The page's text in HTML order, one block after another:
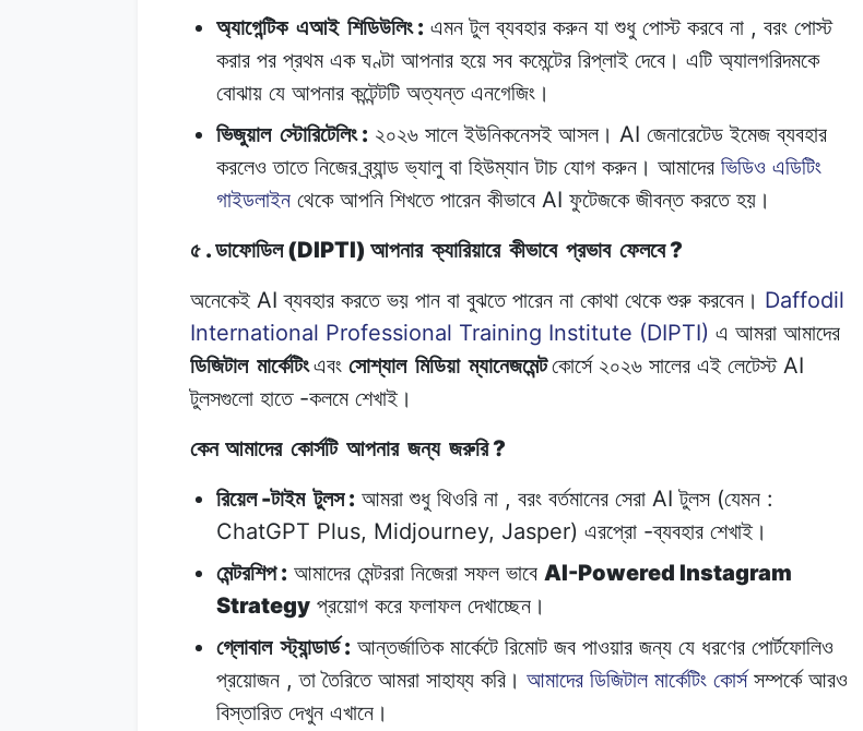
অ্যাগেন্টিক এআই শিডিউলিং: এমন টুল ব্যবহার করুন যা শুধু পোস্ট করবে না , বরং পোস্ট
করার পর প্রথম এক ঘণ্টা আপনার হয়ে সব কমেন্টের রিপ্লাই দেবে। এটি অ্যালগরিদমকে
বোঝায় যে আপনার কন্টেন্টটি অত্যন্ত এনগেজিং।
ভিজুয়াল স্টোরিটেলিং: ২০২৬ সালে ইউনিকনেসই আসল। AI জেনারেটেড ইমেজ ব্যবহার
করলেও তাতে নিজের ব্র্যান্ড ভ্যালু বা হিউম্যান টাচ যোগ করুন। আমাদের ভিডিও এডিটিং
গাইডলাইন থেকে আপনি শিখতে পারেন কীভাবে AI ফুটেজকে জীবন্ত করতে হয়।
৫ .ডাফোডিল(DIPTI) আপনার ক্যারিয়ারে কীভাবে প্রভাব ফেলবে?
অনেকেইAIব্যবহার করতে ভয় পান বা বুঝতে পারেন না কোথা থেকে শুরু করবেন। Daffodil
International Professional Training Institute (DIPTI) এ আমরা আমাদের
ডিজিটাল মার্কেটিংএবং সোশ্যাল মিডিয়া ম্যানেজমেন্টকোর্সে ২০২৬ সালের এই লেটেস্টAI
টুলসগুলো হাতে-কলমে শেখাই।
কেন আমাদের কোর্সটি আপনার জন্য জরুরি?
রিয়েল-টাইম টুলস: আমরা শুধু থিওরি না , বরং বর্তমানের সেরা AIটুলস(যেমন :
ChatGPT Plus, Midjourney, Jasper) এরপ্রো -ব্যবহার শেখাই।
মেন্টরশিপ: আমাদের মেন্টররা নিজেরা সফল ভাবে AI-Powered Instagram
Strategy প্রয়োগ করে ফলাফল দেখাচ্ছেন।
গ্লোবাল স্ট্যান্ডার্ড: আন্তর্জাতিক মার্কেটে রিমোট জব পাওয়ার জন্য যে ধরণের পোর্টফোলিও
প্রয়োজন ,তা তৈরিতে আমরা সাহায্য করি। আমাদের ডিজিটাল মার্কেটিং কোর্স সম্পর্কে আরও
বিস্তারিত দেখুন এখানে।